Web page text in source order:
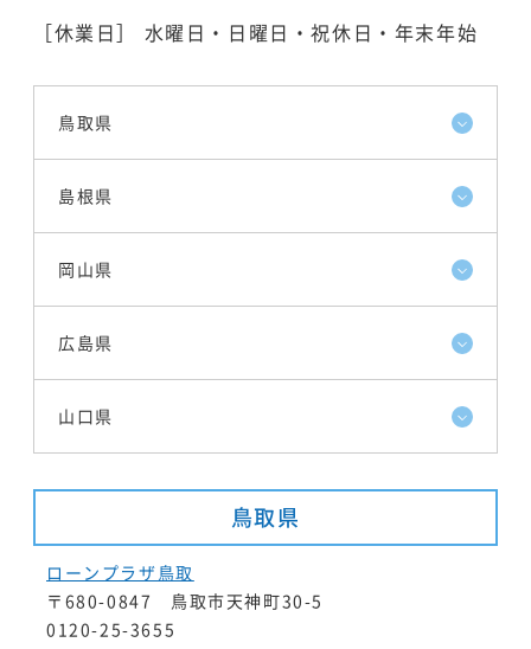
［休業日］ 水曜日・日曜日・祝休日・年末年始
鳥取県
島根県
岡山県
広島県
山口県
鳥取県
ローンプラザ鳥取
〒680-0847 鳥取市天神町30-5
0120-25-3655